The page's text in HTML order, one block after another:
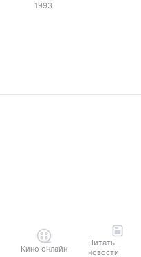
1993
Кино онлайн
Читать
новости